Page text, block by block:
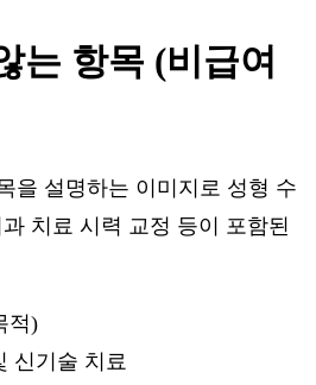
는 항목 (비급여
적)
신기술 치료